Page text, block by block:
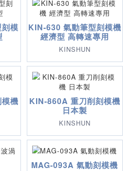
模
KIN-630 氣動筆型刻模機
經濟型 高轉速專用
KINSHUN
機
KIN-860A 重刀削刻模機
日本製
KINSHUN
MAG-093A 氣動刻模機